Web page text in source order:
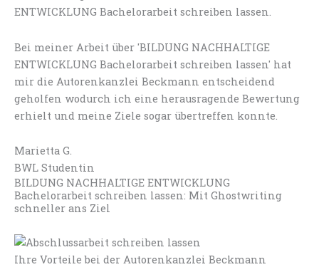
ENTWICKLUNG Bachelorarbeit schreiben lassen.
Bei meiner Arbeit über 'BILDUNG NACHHALTIGE
ENTWICKLUNG Bachelorarbeit schreiben lassen' hat
mir die Autorenkanzlei Beckmann entscheidend
geholfen wodurch ich eine herausragende Bewertung
erhielt und meine Ziele sogar übertreffen konnte.
Marietta G.
BWL Studentin
BILDUNG NACHHALTIGE ENTWICKLUNG
Bachelorarbeit schreiben lassen: Mit Ghostwriting
schneller ans Ziel
Ihre Vorteile bei der Autorenkanzlei Beckmann